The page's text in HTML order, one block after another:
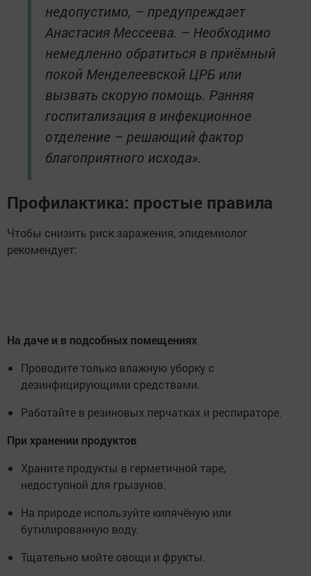
недопустимо, – предупреждает
Анастасия Мессеева. – Необходимо
немедленно обратиться в приёмный
покой Менделеевской ЦРБ или
вызвать скорую помощь. Ранняя
госпитализация в инфекционное
отделение – решающий фактор
благоприятного исхода».
Профилактика: простые правила
Чтобы снизить риск заражения, эпидемиолог
рекомендует:
На даче и в подсобных помещениях
Проводите только влажную уборку с
дезинфицирующими средствами.
Работайте в резиновых перчатках и респираторе.
При хранении продуктов
Храните продукты в герметичной таре,
недоступной для грызунов.
На природе используйте кипячёную или
бутилированную воду.
Тщательно мойте овощи и фрукты.